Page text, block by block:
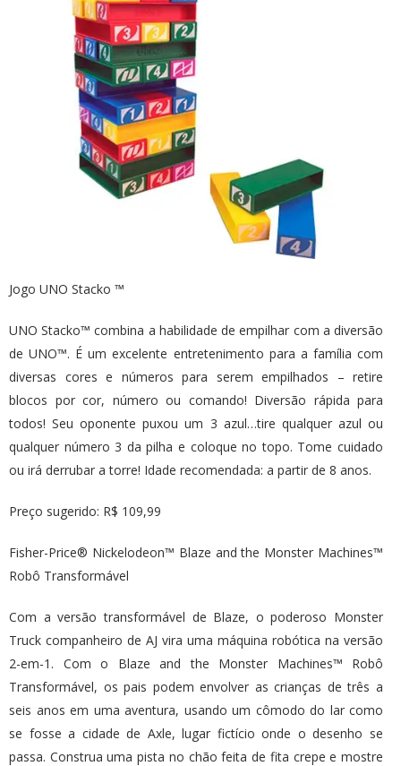
Jogo UNO Stacko ™
UNO Stacko™ combina a habilidade de empilhar com a diversão
de UNO™. É um excelente entretenimento para a família com
diversas cores e números para serem empilhados – retire
blocos por cor, número ou comando! Diversão rápida para
todos! Seu oponente puxou um 3 azul…tire qualquer azul ou
qualquer número 3 da pilha e coloque no topo. Tome cuidado
ou irá derrubar a torre! Idade recomendada: a partir de 8 anos.
Preço sugerido: R$ 109,99
Fisher-Price® Nickelodeon™ Blaze and the Monster Machines™
Robô Transformável
Com a versão transformável de Blaze, o poderoso Monster
Truck companheiro de AJ vira uma máquina robótica na versão
2-em-1. Com o Blaze and the Monster Machines™ Robô
Transformável, os pais podem envolver as crianças de três a
seis anos em uma aventura, usando um cômodo do lar como
se fosse a cidade de Axle, lugar fictício onde o desenho se
passa. Construa uma pista no chão feita de fita crepe e mostre